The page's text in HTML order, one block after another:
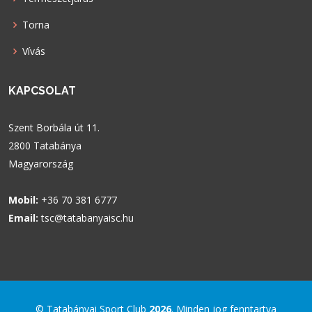
Torna
Vívás
KAPCSOLAT
Szent Borbála út 11.
2800 Tatabánya
Magyarország
Mobil: +36 70 381 6777
Email: tsc@tatabanyaisc.hu
© Tatabányai Sport Club 2026. Minden jog fenntartva